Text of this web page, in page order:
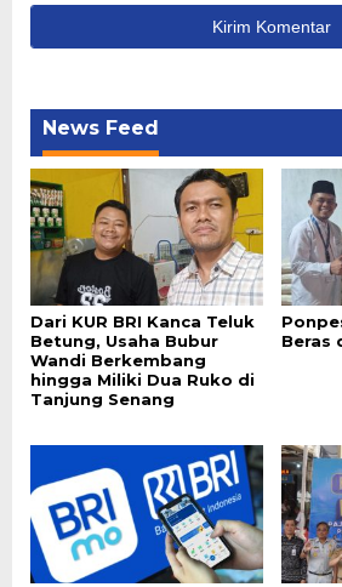
News Feed
Dari KUR BRI Kanca Teluk
Betung, Usaha Bubur
Wandi Berkembang
hingga Miliki Dua Ruko di
Tanjung Senang
Beras